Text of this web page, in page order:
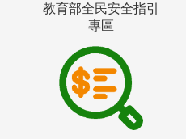
教育部全民安全指引
專區